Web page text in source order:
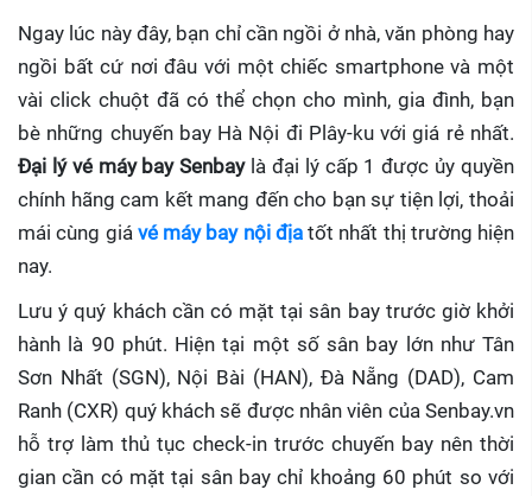
Ngay lúc này đây, bạn chỉ cần ngồi ở nhà, văn phòng hay
ngồi bất cứ nơi đâu với một chiếc smartphone và một
vài click chuột đã có thể chọn cho mình, gia đình, bạn
bè những chuyến bay Hà Nội đi Plây-ku với giá rẻ nhất.
Đại lý vé máy bay Senbay là đại lý cấp 1 được ủy quyền
chính hãng cam kết mang đến cho bạn sự tiện lợi, thoải
mái cùng giá vé máy bay nội địa tốt nhất thị trường hiện
nay.
Lưu ý quý khách cần có mặt tại sân bay trước giờ khởi
hành là 90 phút. Hiện tại một số sân bay lớn như Tân
Sơn Nhất (SGN), Nội Bài (HAN), Đà Nẵng (DAD), Cam
Ranh (CXR) quý khách sẽ được nhân viên của Senbay.vn
hỗ trợ làm thủ tục check-in trước chuyến bay nên thời
gian cần có mặt tại sân bay chỉ khoảng 60 phút so với